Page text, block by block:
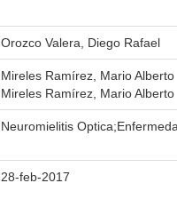
Orozco Valera, Diego Rafael
Mireles Ramírez, Mario Alberto
Mireles Ramírez, Mario Alberto
Neuromielitis
28-feb-2017